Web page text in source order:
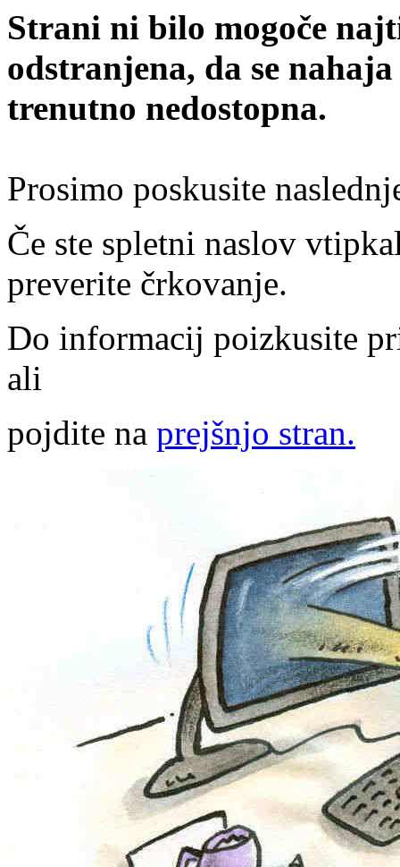
Strani ni bilo mogoče
odstranjena, da se
trenutno nedostopna.
Prosimo poskusite
Če ste spletni naslov
preverite črkovanje.
Do informacij poizkusite
ali
pojdite na prejšnjo stran.